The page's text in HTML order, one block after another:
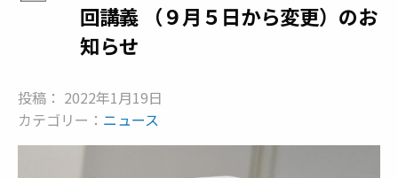
回講義 （９月５日から変更）のお
知らせ
投稿： 2022年1月19日
カテゴリー： ニュース